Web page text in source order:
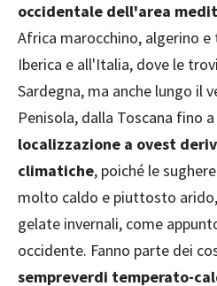
occidentale dell'area
Africa marocchino, algerino e
Iberica e all'Italia, dove le
Sardegna, ma anche lungo il
Penisola, dalla Toscana fino
localizzazione a ovest
climatiche, poiché le
molto caldo e piuttosto
gelate invernali, come
occidente. Fanno parte dei
sempreverdi temperato-